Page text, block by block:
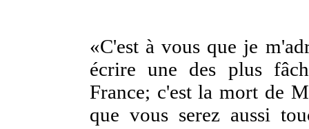
«C'est à vous que je
écrire une des plus
France; c'est la mort de
que vous serez aussi